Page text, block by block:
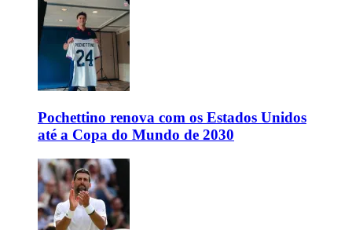
Pochettino renova com os Estados Unidos
até a Copa do Mundo de 2030